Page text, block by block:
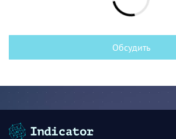
Обсудить